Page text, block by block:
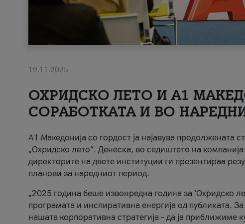
19.11.2025
ОХРИДСКО ЛЕТО И A1
СОРАБОТКАТА И ВО
A1 Македонија со гордост ја најавува продолжената
„Охридско лето“. Денеска, во седиштето на
директорите на двете институции ги презентираа
планови за наредниот период.
„2025 година беше извонредна година за ‘Охридско
програмата и инспиративна енергија од публиката.
нашата корпоративна стратегија – да ја приближиме